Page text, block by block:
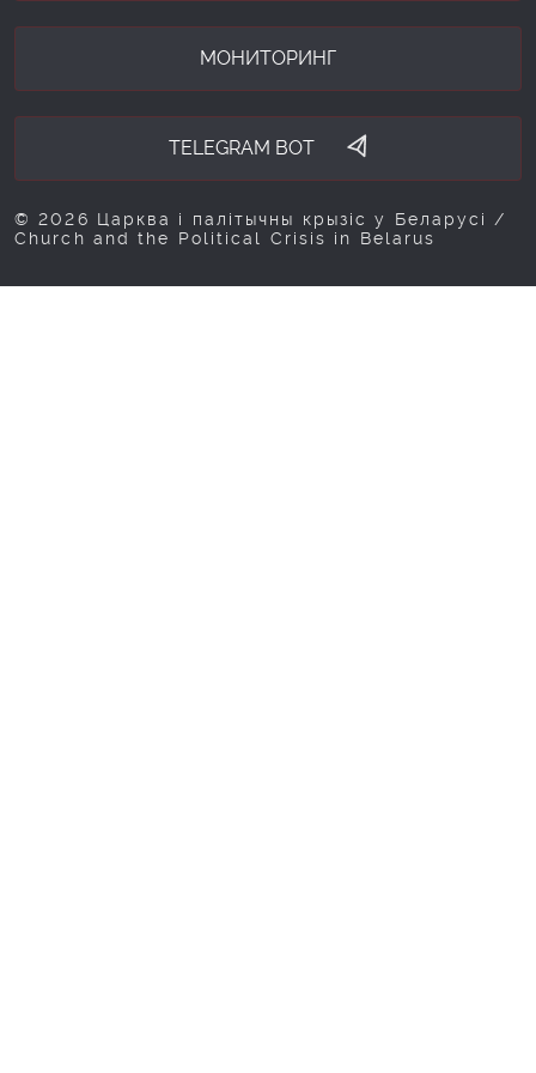
МОНИТОРИНГ
TELEGRAM BOT
© 2026 Царква і палітычны крызіс у Беларусі /
Church and the Political Crisis in Belarus